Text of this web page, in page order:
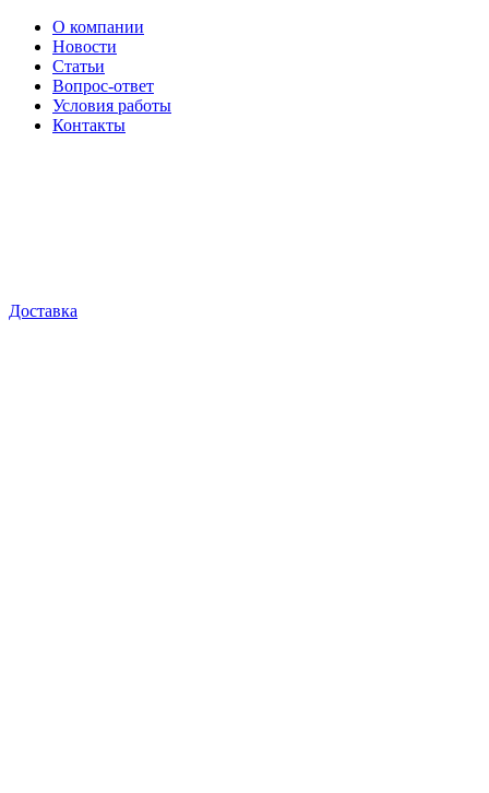
О компании
Новости
Статьи
Вопрос-ответ
Условия работы
Контакты
Доставка